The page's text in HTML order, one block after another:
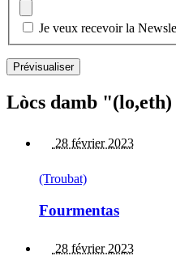
Je veux recevoir la
Lòcs damb
28 février 2023
(Troubat)
Fourmentas
28 février 2023